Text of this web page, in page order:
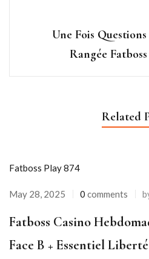
Une Fois
Rangée
Related
Fatboss Play 874
May 28, 2025 0 comments
Fatboss Casino
Face B + Essentiel